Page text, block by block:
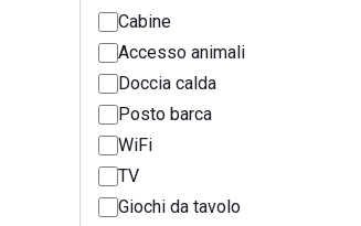
Cabine
Accesso animali
Doccia calda
Posto barca
WiFi
TV
Giochi da tavolo